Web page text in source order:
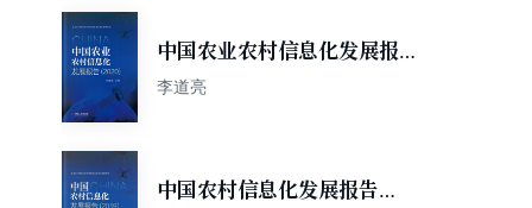
中国农业农村信息化发展报告
（2020）
李道亮
中国农村信息化发展报告